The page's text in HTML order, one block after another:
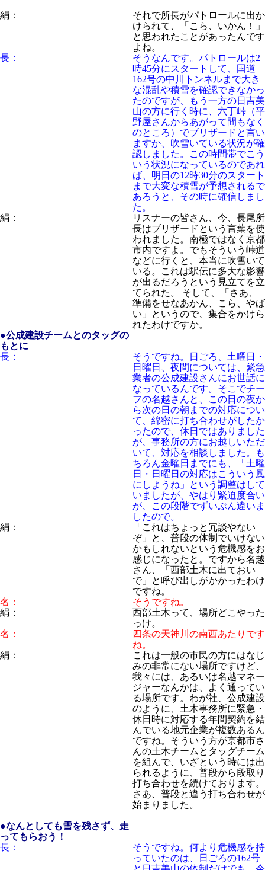
絹：
それで所長がパトロールに出か
けられて、「こら、いかん！」
と思われたことがあったんです
よね。
長：
そうなんです。パトロールは2
時45分にスタートして、国道
162号の中川トンネルまで大き
な混乱や積雪を確認できなかっ
たのですが、もう一方の日吉美
山の方に行く時に、六丁峠（平
野屋さんからあがって間もなく
のところ）でブリザードと言い
ますか、吹雪いている状況が確
認しました。この時間帯でこう
いう状況になっているのであれ
ば、明日の12時30分のスタート
まで大変な積雪が予想されるで
あろうと、その時に確信しまし
た。
絹：
リスナーの皆さん、今、長尾所
長はブリザードという言葉を使
われました。南極ではなく京都
市内ですよ。でもそういう峠道
などに行くと、本当に吹雪いて
いる。これは駅伝に多大な影響
が出るだろうという見立てを立
てられた。 そして、「さあ、
準備をせなあかん、こら、やば
い」というので、集合をかけら
れたわけですか。
●公成建設チームとのタッグの
もとに
長：
そうですね。日ごろ、土曜日・
日曜日、夜間については、緊急
業者の公成建設さんにお世話に
なっているんです。そこでチー
フの名越さんと、この日の夜か
ら次の日の朝までの対応につい
て、綿密に打ち合わせがしたか
ったので、休日ではありました
が、事務所の方にお越しいただ
いて、対応を相談しました。も
ちろん金曜日までにも、「土曜
日・日曜日の対応はこういう風
にしようね」という調整はして
いましたが、やはり緊迫度合い
が、この段階でずいぶん違いま
したので。
絹：
「これはちょっと冗談やない
ぞ」と、普段の体制でいけない
かもしれないという危機感をお
感じになったと。ですから名越
さん、「西部土木に出ておい
で」と呼び出しがかかったわけ
ですね。
名：
そうですね。
絹：
西部土木って、場所どこやった
っけ。
名：
四条の天神川の南西あたりです
ね。
絹：
これは一般の市民の方にはなじ
みの非常にない場所ですけど、
我々には、あるいは名越マネー
ジャーなんかは、よく通ってい
る場所です。わが社、公成建設
のように、土木事務所に緊急・
休日時に対応する年間契約を結
んでいる地元企業が複数あるん
ですね。そういう方が京都市さ
んの土木チームとタッグチーム
を組んで、いざという時には出
られるように、普段から段取り
打ち合わせを続けております。
さあ、普段と違う打ち合わせが
始まりました。
●なんとしても雪を残さず、走
ってもらおう！
長：
そうですね。何より危機感を持
っていたのは、日ごろの162号